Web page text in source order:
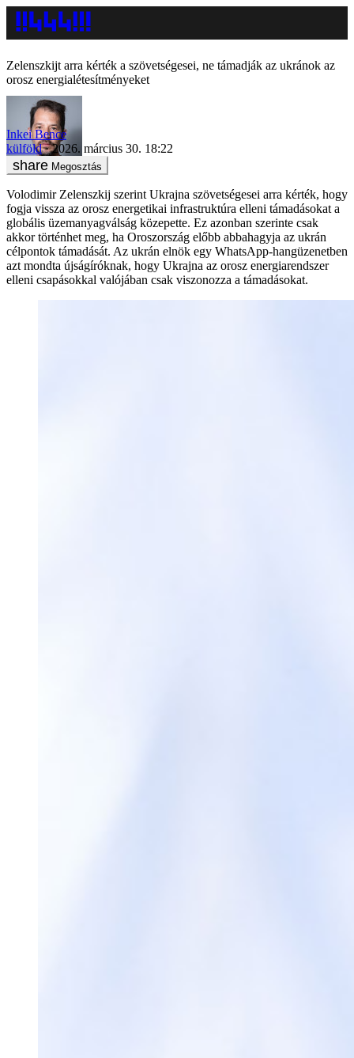
Zelenszkijt arra kérték a szövetségesei, ne támadják az ukránok az
orosz energialétesítményeket
Inkei Bence
külföld
2026. március 30. 18:22
Megosztás
Volodimir Zelenszkij szerint Ukrajna szövetségesei arra kérték, hogy
fogja vissza az orosz energetikai infrastruktúra elleni támadásokat a
globális üzemanyagválság közepette. Ez azonban szerinte csak
akkor történhet meg, ha Oroszország előbb abbahagyja az ukrán
célpontok támadását. Az ukrán elnök egy WhatsApp-hangüzenetben
azt mondta újságíróknak, hogy Ukrajna az orosz energiarendszer
elleni csapásokkal valójában csak viszonozza a támadásokat.